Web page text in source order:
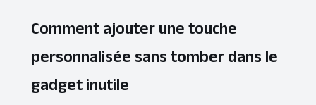
Comment ajouter une touche
personnalisée sans tomber dans le
gadget inutile